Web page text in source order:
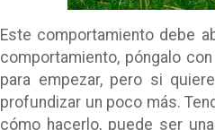
Este comportamiento debe
comportamiento, póngalo
para empezar, pero si
profundizar un poco más.
cómo hacerlo, puede ser